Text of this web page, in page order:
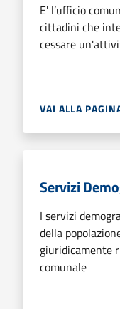
E' l’ufficio
cittadini che
cessare
VAI ALLA
Servizi
I servizi
della
giuridicamente
comunale